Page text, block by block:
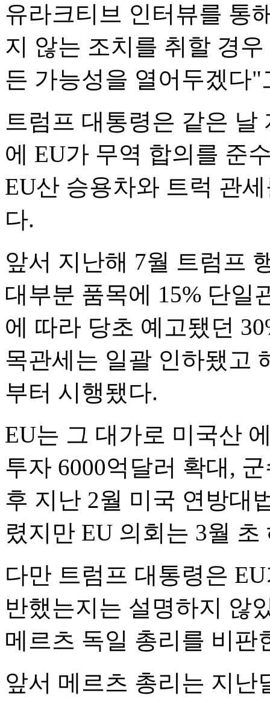
유라크티브 인터뷰를 통
지 않는 조치를 취할 경
든 가능성을 열어두겠다"
트럼프 대통령은 같은 날
에 EU가 무역 합의를 준
EU산 승용차와 트럭 관
다.
앞서 지난해 7월 트럼프
대부분 품목에 15% 단일
에 따라 당초 예고됐던
목관세는 일괄 인하됐고
부터 시행됐다.
EU는 그 대가로 미국산
투자 6000억달러 확대,
후 지난 2월 미국 연방대
렸지만 EU 의회는 3월
다만 트럼프 대통령은
반했는지는 설명하지 않
메르츠 독일 총리를 비판
앞서 메르츠 총리는 지난